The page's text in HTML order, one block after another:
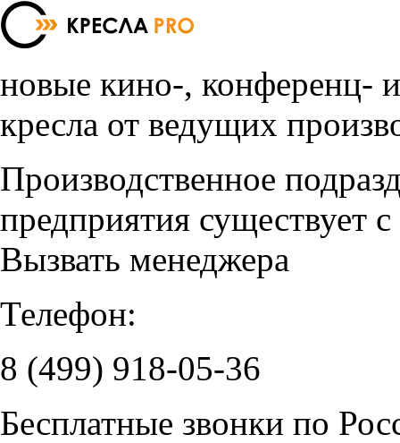
новые кино-, конференц-
кресла от ведущих
Производственное
предприятия существует
Вызвать менеджера
Телефон:
8 (499) 918-05-36
Бесплатные звонки по